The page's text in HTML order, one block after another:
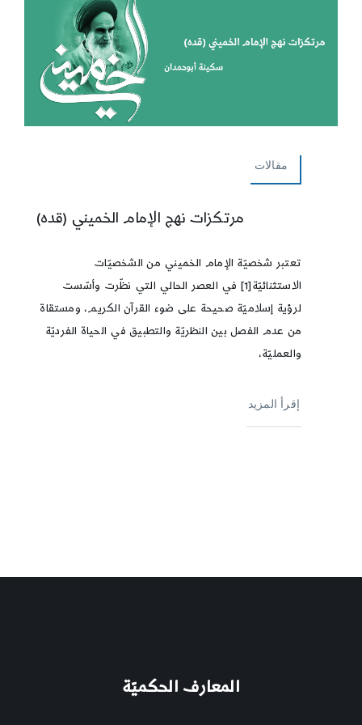
مقالات
مرتكزات نهج الإمام الخميني (قده)
تعتبر شخصيّة الإمام الخميني من الشخصيّات
الاستثنائيّة[1] في العصر الحالي التي نظّرت وأسّست
لرؤية إسلاميّة صحيحة على ضوء القرآن الكريم، ومستقاة
من عدم الفصل بين النظريّة والتطبيق في الحياة الفرديّة
والعمليّة،
إقرأ المزيد
المعارف الحكميّة